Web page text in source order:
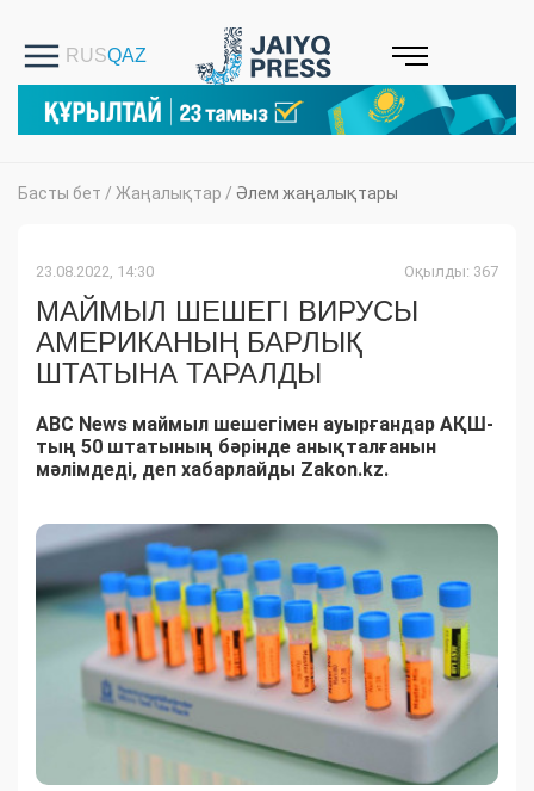
Басты бет / Жаңалықтар / Әлем жаңалықтары
23.08.2022, 14:30 Оқылды: 367
МАЙМЫЛ ШЕШЕГІ ВИРУСЫ
АМЕРИКАНЫҢ БАРЛЫҚ
ШТАТЫНА ТАРАЛДЫ
ABC News маймыл шешегімен ауырғандар АҚШ-
тың 50 штатының бәрінде анықталғанын
мәлімдеді, деп хабарлайды Zakon.kz.